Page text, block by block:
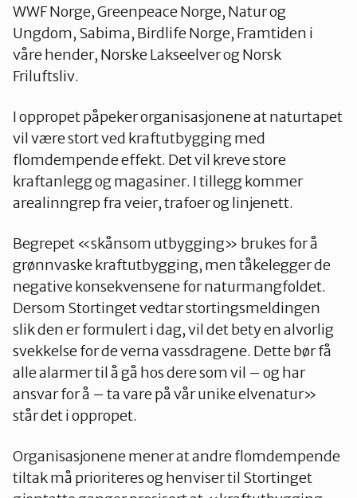
WWF Norge, Greenpeace Norge, Natur og
Ungdom, Sabima, Birdlife Norge, Framtiden i
våre hender, Norske Lakseelver og Norsk
Friluftsliv.
I oppropet påpeker organisasjonene at naturtapet
vil være stort ved kraftutbygging med
flomdempende effekt. Det vil kreve store
kraftanlegg og magasiner. I tillegg kommer
arealinngrep fra veier, trafoer og linjenett.
Begrepet «skånsom utbygging» brukes for å
grønnvaske kraftutbygging, men tåkelegger de
negative konsekvensene for naturmangfoldet.
Dersom Stortinget vedtar stortingsmeldingen
slik den er formulert i dag, vil det bety en alvorlig
svekkelse for de verna vassdragene. Dette bør få
alle alarmer til å gå hos dere som vil – og har
ansvar for å – ta vare på vår unike elvenatur»
står det i oppropet.
Organisasjonene mener at andre flomdempende
tiltak må prioriteres og henviser til Stortinget